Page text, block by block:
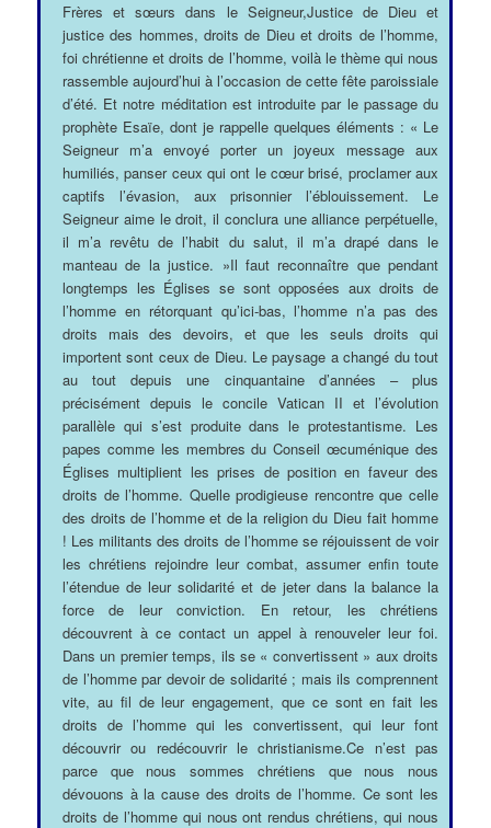
Frères et sœurs dans le Seigneur,Justice de Dieu et
justice des hommes, droits de Dieu et droits de l’homme,
foi chrétienne et droits de l’homme, voilà le thème qui nous
rassemble aujourd’hui à l’occasion de cette fête paroissiale
d’été. Et notre méditation est introduite par le passage du
prophète Esaïe, dont je rappelle quelques éléments : « Le
Seigneur m’a envoyé porter un joyeux message aux
humiliés, panser ceux qui ont le cœur brisé, proclamer aux
captifs l’évasion, aux prisonnier l’éblouissement. Le
Seigneur aime le droit, il conclura une alliance perpétuelle,
il m’a revêtu de l’habit du salut, il m’a drapé dans le
manteau de la justice. »Il faut reconnaître que pendant
longtemps les Églises se sont opposées aux droits de
l’homme en rétorquant qu’ici-bas, l’homme n’a pas des
droits mais des devoirs, et que les seuls droits qui
importent sont ceux de Dieu. Le paysage a changé du tout
au tout depuis une cinquantaine d’années – plus
précisément depuis le concile Vatican II et l’évolution
parallèle qui s’est produite dans le protestantisme. Les
papes comme les membres du Conseil œcuménique des
Églises multiplient les prises de position en faveur des
droits de l’homme. Quelle prodigieuse rencontre que celle
des droits de l’homme et de la religion du Dieu fait homme
! Les militants des droits de l’homme se réjouissent de voir
les chrétiens rejoindre leur combat, assumer enfin toute
l’étendue de leur solidarité et de jeter dans la balance la
force de leur conviction. En retour, les chrétiens
découvrent à ce contact un appel à renouveler leur foi.
Dans un premier temps, ils se « convertissent » aux droits
de l’homme par devoir de solidarité ; mais ils comprennent
vite, au fil de leur engagement, que ce sont en fait les
droits de l’homme qui les convertissent, qui leur font
découvrir ou redécouvrir le christianisme.Ce n’est pas
parce que nous sommes chrétiens que nous nous
dévouons à la cause des droits de l’homme. Ce sont les
droits de l’homme qui nous ont rendus chrétiens, qui nous